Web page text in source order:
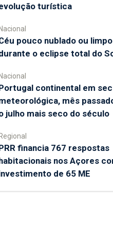
turística
pouco nublado ou limpo
o eclipse total do
continental em
mês
julho mais seco do século
financia 767 respostas
nos Açores
de 65 ME